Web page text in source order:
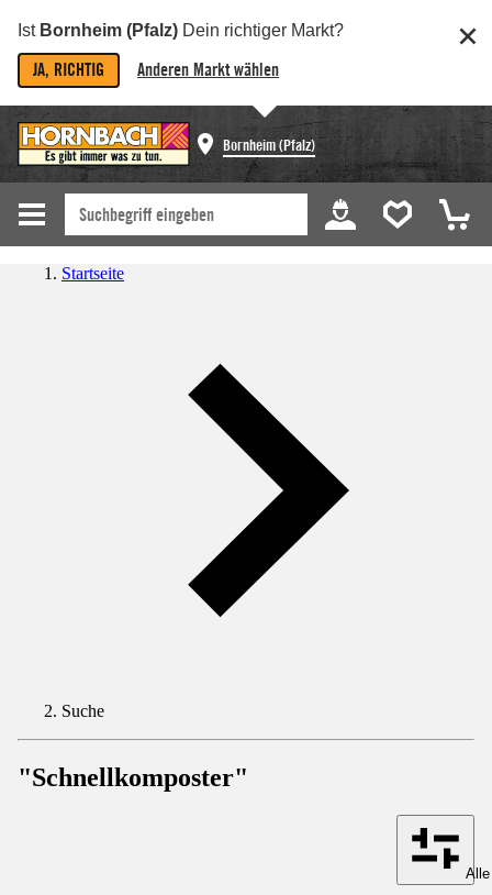
Ist Bornheim (Pfalz) Dein richtiger Markt?
JA, RICHTIG Anderen Markt wählen
Bornheim (Pfalz)
Startseite
Suche
"Schnellkomposter"